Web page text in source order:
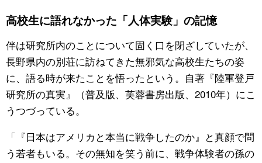
高校生に語れなかった「人体実験」の記憶
伴は研究所内のことについて固く口を閉ざしていたが、
長野県内の別荘に訪ねてきた無邪気な高校生たちの姿
に、語る時が来たことを悟ったという。自著『陸軍登戸
研究所の真実』（普及版、芙蓉書房出版、2010年）にこ
うつづっている。
「『日本はアメリカと本当に戦争したのか』と真顔で問
う若者もいる。その無知を笑う前に、戦争体験者の孫の